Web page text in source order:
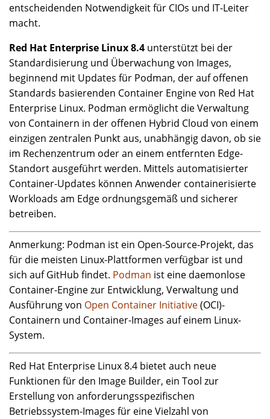
entscheidenden Notwendigkeit für CIOs und IT-Leiter
macht.
Red Hat Enterprise Linux 8.4 unterstützt bei der
Standardisierung und Überwachung von Images,
beginnend mit Updates für Podman, der auf offenen
Standards basierenden Container Engine von Red Hat
Enterprise Linux. Podman ermöglicht die Verwaltung
von Containern in der offenen Hybrid Cloud von einem
einzigen zentralen Punkt aus, unabhängig davon, ob sie
im Rechenzentrum oder an einem entfernten Edge-
Standort ausgeführt werden. Mittels automatisierter
Container-Updates können Anwender containerisierte
Workloads am Edge ordnungsgemäß und sicherer
betreiben.
Anmerkung: Podman ist ein Open-Source-Projekt, das
für die meisten Linux-Plattformen verfügbar ist und
sich auf GitHub findet. Podman ist eine daemonlose
Container-Engine zur Entwicklung, Verwaltung und
Ausführung von Open Container Initiative(OCI)-
Containern und Container-Images auf einem Linux-
System.
Red Hat Enterprise Linux 8.4 bietet auch neue
Funktionen für den Image Builder, ein Tool zur
Erstellung von anforderungsspezifischen
Betriebssystem-Images für eine Vielzahl von